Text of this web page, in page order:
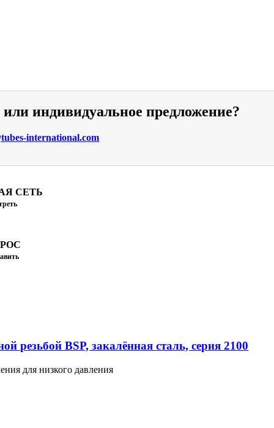
индивидуальное предложение?
international.com
СЕТЬ
резьбой BSP, закалённая сталь, серия 2100
для низкого давления